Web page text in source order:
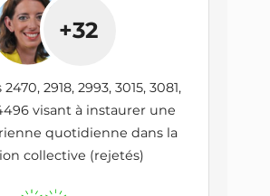
+32
2918, 2993, 3015, 3081,
visant à instaurer une
quotidienne dans la
collective (rejetés)